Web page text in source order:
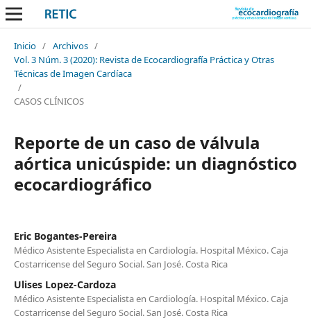
Inicio / Archivos /
Vol. 3 Núm. 3 (2020): Revista de Ecocardiografía Práctica y Otras
Técnicas de Imagen Cardíaca
/
CASOS CLÍNICOS
Reporte de un caso de válvula
aórtica unicúspide: un diagnóstico
ecocardiográfico
Eric Bogantes-Pereira
Médico Asistente Especialista en Cardiología. Hospital México. Caja
Costarricense del Seguro Social. San José. Costa Rica
Ulises Lopez-Cardoza
Médico Asistente Especialista en Cardiología. Hospital México. Caja
Costarricense del Seguro Social. San José. Costa Rica